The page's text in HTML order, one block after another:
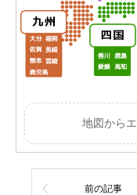
地図から
前の記事